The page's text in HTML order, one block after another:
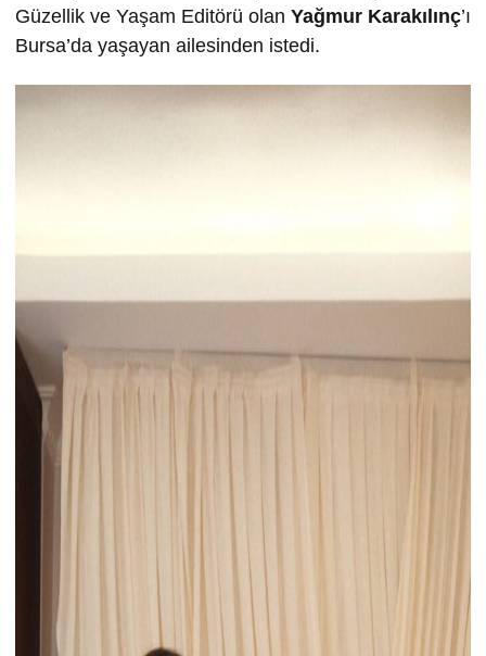
Güzellik ve Yaşam Editörü olan Yağmur Karakılınç’ı
Bursa’da yaşayan ailesinden istedi.